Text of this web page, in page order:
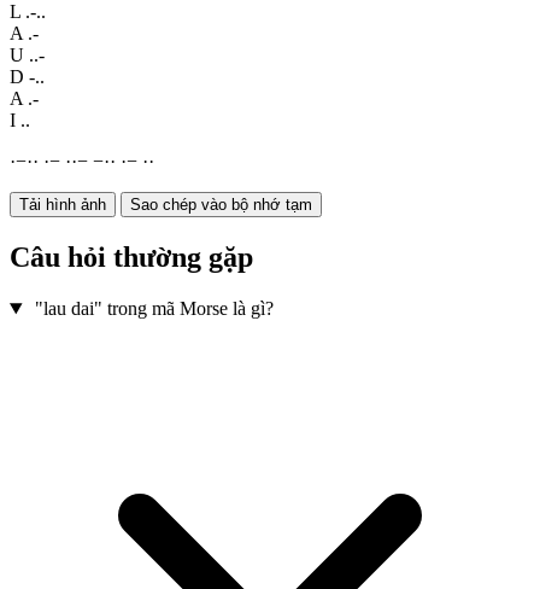
L .-..
A .-
U ..-
D -..
A .-
I ..
·−·· ·− ··− −·· ·− ··
Tải hình ảnh Sao chép vào bộ nhớ tạm
Câu hỏi thường gặp
"lau dai" trong mã Morse là gì?